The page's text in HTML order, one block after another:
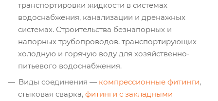
транспортировки жидкости в системах
водоснабжения, канализации и дренажных
системах. Строительства безнапорных и
напорных трубопроводов, транспортирующих
холодную и горячую воду для хозяйственно-
питьевого водоснабжения.
Виды соединения — компрессионные фитинги,
стыковая сварка, фитинги с закладными